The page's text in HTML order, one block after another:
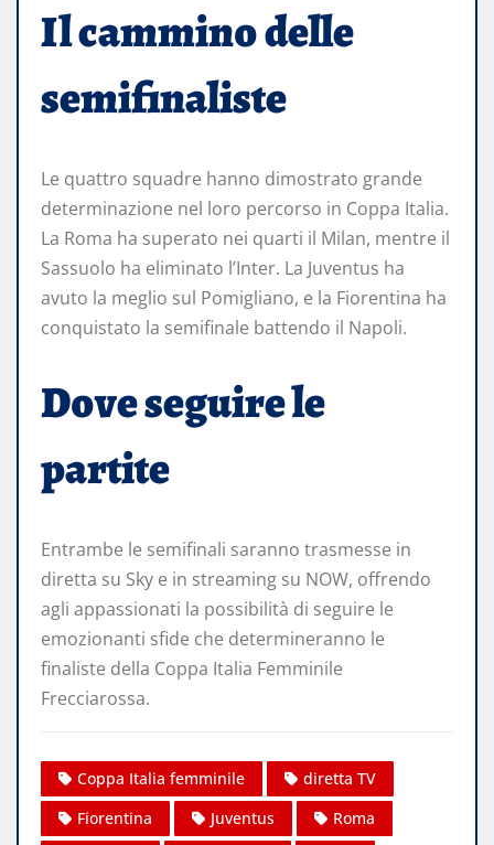
Il cammino delle
semifinaliste
Le quattro squadre hanno dimostrato grande
determinazione nel loro percorso in Coppa Italia.
La Roma ha superato nei quarti il Milan, mentre il
Sassuolo ha eliminato l’Inter. La Juventus ha
avuto la meglio sul Pomigliano, e la Fiorentina ha
conquistato la semifinale battendo il Napoli.​
Dove seguire le
partite
Entrambe le semifinali saranno trasmesse in
diretta su Sky e in streaming su NOW, offrendo
agli appassionati la possibilità di seguire le
emozionanti sfide che determineranno le
finaliste della Coppa Italia Femminile
Frecciarossa.​
Coppa Italia femminile
diretta TV
Fiorentina
Juventus Roma